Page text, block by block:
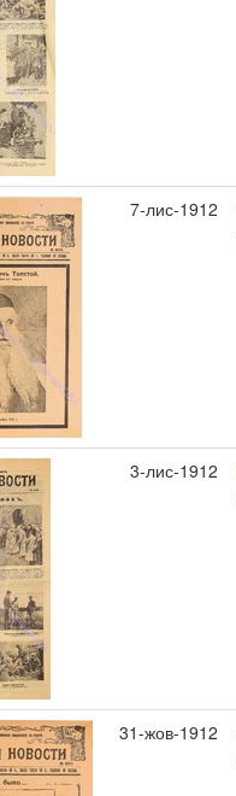
7-лис-1912
3-лис-1912
31-жов-1912